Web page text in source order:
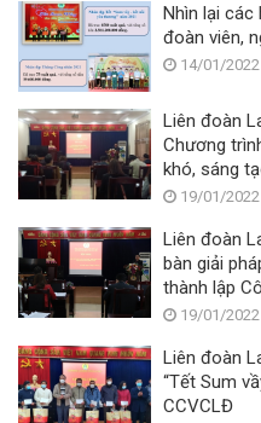
Nhìn lại
đoàn viên,
14/01/2022
Liên đoàn
Chương
khó, sáng
Covid-19"
19/01/2022
Liên đoàn
bàn giải
thành lập
19/01/2022
Liên đoàn
“Tết Sum
CCVCLĐ